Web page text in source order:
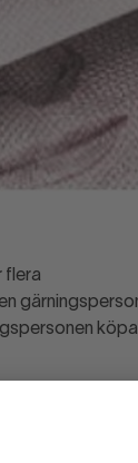
flera
köpa
att
om hur en äkta